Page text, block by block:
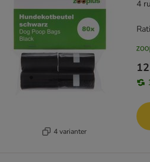
4 varianter
4